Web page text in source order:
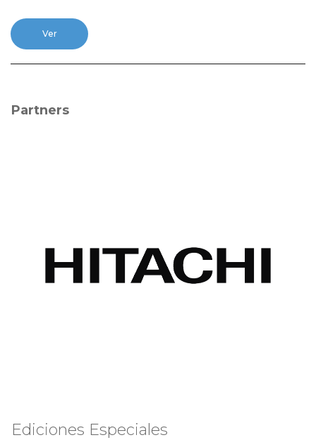
Ver
Partners
Ediciones Especiales